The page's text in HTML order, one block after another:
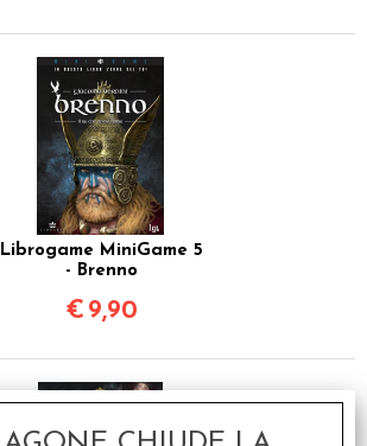
Librogame MiniGame 5
- Brenno
€ 9,90